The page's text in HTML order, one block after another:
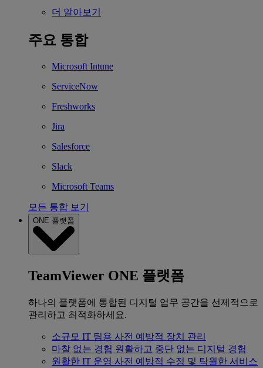
더 알아보기
주요 통합
Microsoft Intune
ServiceNow
Freshworks
Jira
Salesforce
Slack
Microsoft Teams
모든 통합 보기
ONE 플랫폼
TeamViewer ONE 플랫폼
하나의 플랫폼에 통합된 디지털 업무 공간을 선제적으로
관리하고 최적화하세요.
소규모 IT 팀용 사전 예방적 장치 관리
마찰 없는 경험 원활하고 중단 없는 디지털 경험
원활한 IT 운영 사전 예방적 수정 및 탁월한 서비스